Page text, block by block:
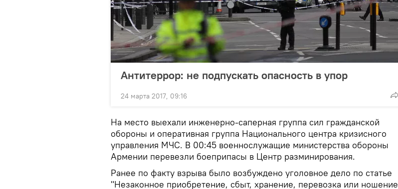
Антитеррор: не подпускать опасность в упор
24 марта 2017, 09:16
На место выехали инженерно-саперная группа сил гражданской
обороны и оперативная группа Национального центра кризисного
управления МЧС. В 00:45 военнослужащие министерства обороны
Армении перевезли боеприпасы в Центр разминирования.
Ранее по факту взрыва было возбуждено уголовное дело по статье
"Незаконное приобретение, сбыт, хранение, перевозка или ношение